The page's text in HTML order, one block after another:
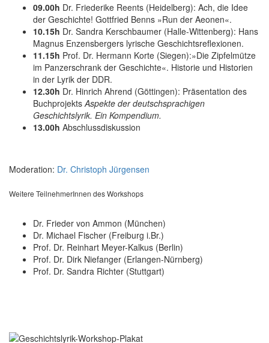
09.00h Dr. Friederike Reents (Heidelberg): Ach, die Idee
der Geschichte! Gottfried Benns »Run der Aeonen«.
10.15h Dr. Sandra Kerschbaumer (Halle-Wittenberg): Hans
Magnus Enzensbergers lyrische Geschichtsreflexionen.
11.15h Prof. Dr. Hermann Korte (Siegen):»Die Zipfelmütze
im Panzerschrank der Geschichte«. Historie und Historien
in der Lyrik der DDR.
12.30h Dr. Hinrich Ahrend (Göttingen): Präsentation des
Buchprojekts Aspekte der deutschsprachigen
Geschichtslyrik. Ein Kompendium.
13.00h Abschlussdiskussion
Moderation: Dr. Christoph Jürgensen
Weitere TeilnehmerInnen des Workshops
Dr. Frieder von Ammon (München)
Dr. Michael Fischer (Freiburg i.Br.)
Prof. Dr. Reinhart Meyer-Kalkus (Berlin)
Prof. Dr. Dirk Niefanger (Erlangen-Nürnberg)
Prof. Dr. Sandra Richter (Stuttgart)